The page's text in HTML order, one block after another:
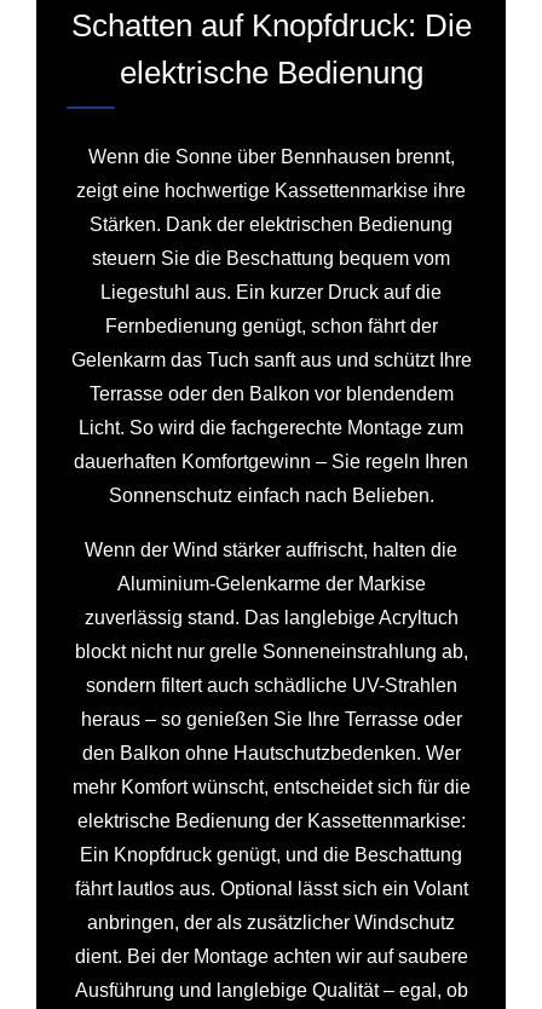
Schatten auf Knopfdruck: Die
elektrische Bedienung
Wenn die Sonne über Bennhausen brennt,
zeigt eine hochwertige Kassettenmarkise ihre
Stärken. Dank der elektrischen Bedienung
steuern Sie die Beschattung bequem vom
Liegestuhl aus. Ein kurzer Druck auf die
Fernbedienung genügt, schon fährt der
Gelenkarm das Tuch sanft aus und schützt Ihre
Terrasse oder den Balkon vor blendendem
Licht. So wird die fachgerechte Montage zum
dauerhaften Komfortgewinn – Sie regeln Ihren
Sonnenschutz einfach nach Belieben.
Wenn der Wind stärker auffrischt, halten die
Aluminium-Gelenkarme der Markise
zuverlässig stand. Das langlebige Acryltuch
blockt nicht nur grelle Sonneneinstrahlung ab,
sondern filtert auch schädliche UV-Strahlen
heraus – so genießen Sie Ihre Terrasse oder
den Balkon ohne Hautschutzbedenken. Wer
mehr Komfort wünscht, entscheidet sich für die
elektrische Bedienung der Kassettenmarkise:
Ein Knopfdruck genügt, und die Beschattung
fährt lautlos aus. Optional lässt sich ein Volant
anbringen, der als zusätzlicher Windschutz
dient. Bei der Montage achten wir auf saubere
Ausführung und langlebige Qualität – egal, ob